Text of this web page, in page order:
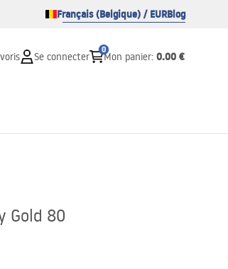
Français (Belgique) / EURBlog
Se connecter
0
Mon panier: 0.00 €
Gold 80